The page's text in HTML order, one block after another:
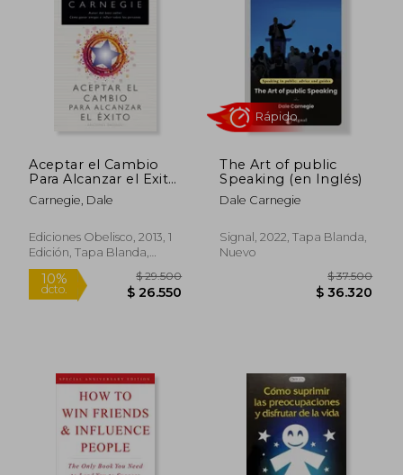
10%
dcto. $ 14.310 $
Rápido
Aceptar el Cambio
Para Alcanzar el Exito
= Embrace Change
for Success
Carnegie, Dale
Ediciones Obelisco, 2013, 1
Edición, Tapa Blanda,
Nuevo
The Art of public
Speaking (en Inglés)
Dale Carnegie
Signal, 2022, Tapa Blanda,
Nuevo